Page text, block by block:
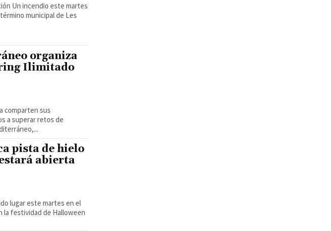
municipal de Les
organiza
Ilimitado
comparten sus
a superar retos de
Mediterráneo,...
pista de hielo
abierta
lugar este martes en el
la festividad de Halloween